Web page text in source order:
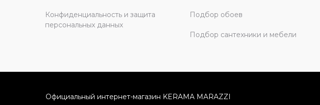
Конфиденциальность и защита
персональных данных
Подбор обоев
Подбор сантехники и мебели
Официальный интернет-магазин KERAMA MARAZZI